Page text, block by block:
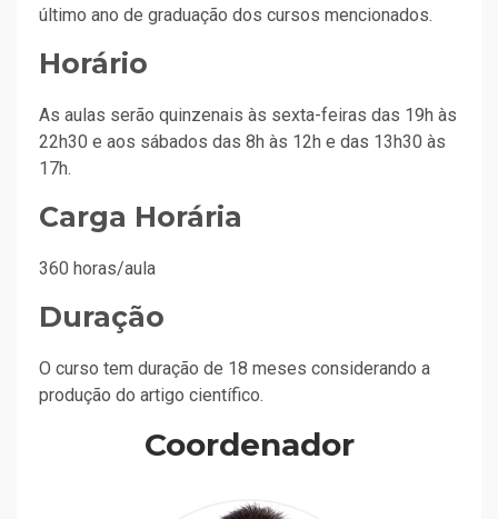
último ano de graduação dos cursos mencionados.
Horário
As aulas serão quinzenais às sexta-feiras das 19h às
22h30 e aos sábados das 8h às 12h e das 13h30 às
17h.
Carga Horária
360 horas/aula
Duração
O curso tem duração de 18 meses considerando a
produção do artigo científico.
Coordenador